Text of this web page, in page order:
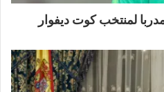
لمنتخب كوت ديفوار